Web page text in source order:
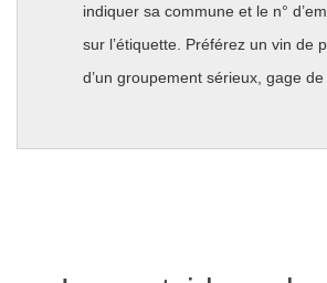
indiquer sa commune et le n°
sur l’étiquette. Préférez un vin de
d’un groupement sérieux, gage de